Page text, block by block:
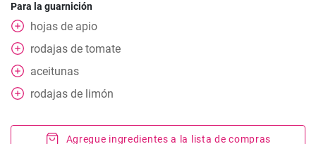
Para la guarnición
hojas de apio
rodajas de tomate
aceitunas
rodajas de limón
Agregue ingredientes a la lista de compras